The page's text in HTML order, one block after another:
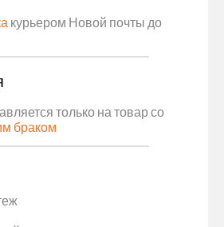
курьером Новой почты до
только на товар со
браком